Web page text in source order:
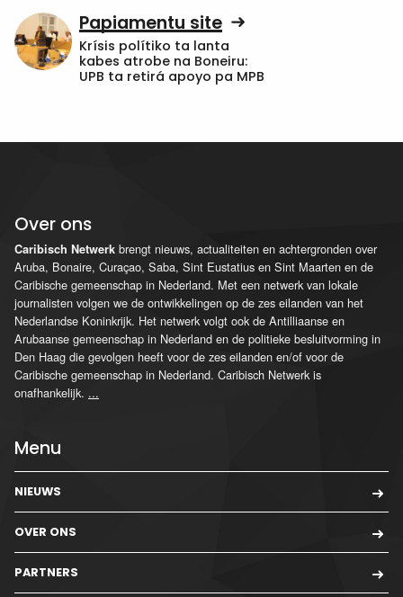
Papiamentu site
Krísis polítiko ta lanta
kabes atrobe na Boneiru:
UPB ta retirá apoyo pa MPB
Over ons
Caribisch Netwerk brengt nieuws, actualiteiten en achtergronden over
Aruba, Bonaire, Curaçao, Saba, Sint Eustatius en Sint Maarten en de
Caribische gemeenschap in Nederland. Met een netwerk van lokale
journalisten volgen we de ontwikkelingen op de zes eilanden van het
Nederlandse Koninkrijk. Het netwerk volgt ook de Antilliaanse en
Arubaanse gemeenschap in Nederland en de politieke besluitvorming in
Den Haag die gevolgen heeft voor de zes eilanden en/of voor de
Caribische gemeenschap in Nederland. Caribisch Netwerk is
onafhankelijk. ...
Menu
NIEUWS
OVER ONS
PARTNERS